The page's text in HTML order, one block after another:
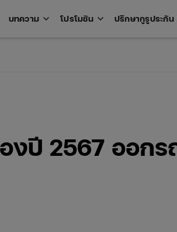
Open
บทความ keyboard_arrow_down Open
โปรโมชัน keyboard_arrow_down Open
ปรึกษากูรูประกัน
งปี 2567 ออกร